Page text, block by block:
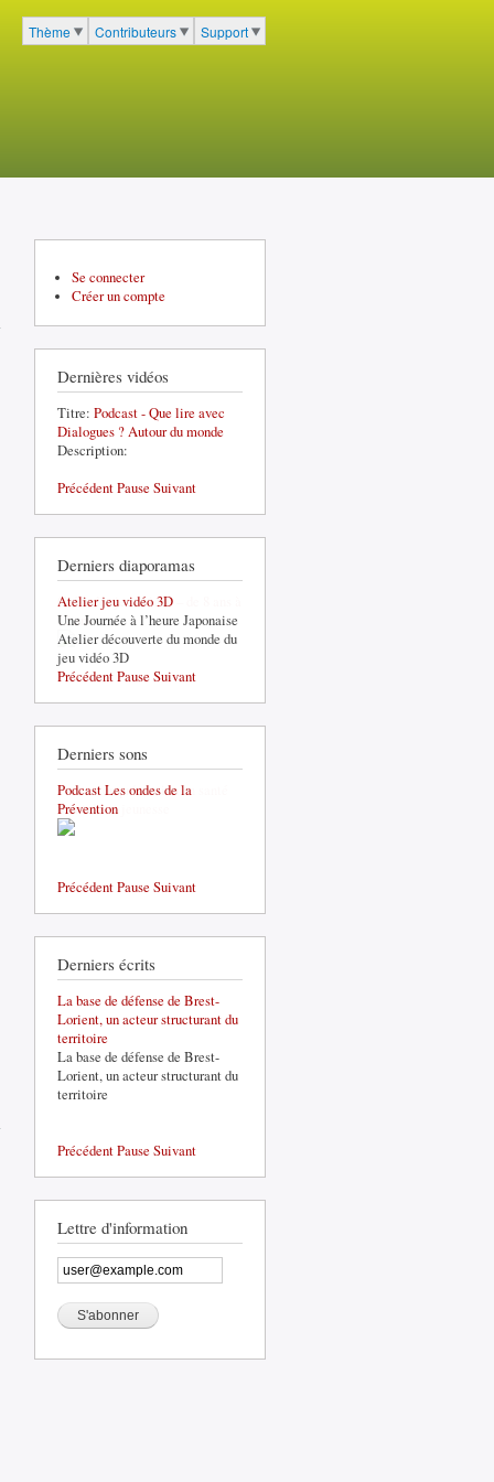
Menu du portail à 3 entrées
Thème Contributeurs Support
ondes
Se connecter
Créer un compte
Dernières vidéos
Titre: Podcast - Que lire avec
Dialogues ? Autour du monde
Description:
PrécédentPause Suivant
Derniers diaporamas
Créer des jeux vidéo – de 8 ans à
12 ans
PrécédentPause Suivant
Derniers sons
Formation prévention en santé
mentale et jeunesse
PrécédentPause Suivant
Derniers écrits
La base de défense de Brest-
Lorient, un acteur structurant du
territoire
La base de défense de Brest-
Lorient, un acteur structurant du
territoire
PrécédentPause Suivant
Lettre d'information